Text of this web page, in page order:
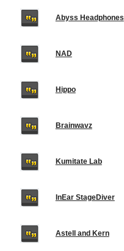
Abyss Headphones
NAD
Hippo
Brainwavz
Kumitate Lab
InEar StageDiver
Astell and Kern